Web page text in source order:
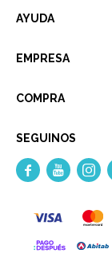
AYUDA
EMPRESA
COMPRA
SEGUINOS
  